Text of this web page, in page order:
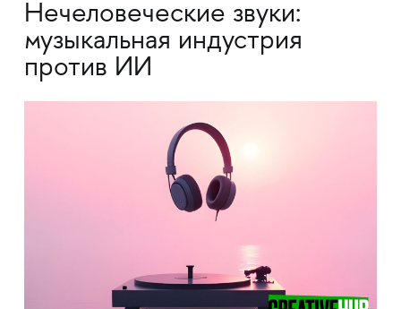
Нечеловеческие звуки:
музыкальная индустрия
против ИИ